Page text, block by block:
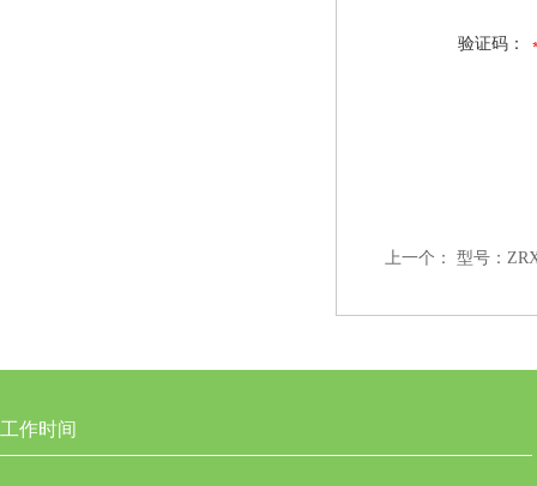
验证码：
上一个： 型号：
工作时间